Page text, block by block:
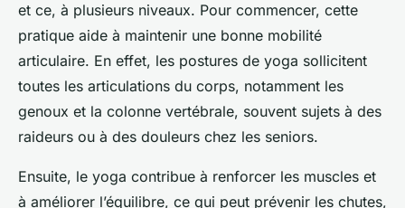
et ce, à plusieurs niveaux. Pour commencer, cette
pratique aide à maintenir une bonne mobilité
articulaire. En effet, les postures de yoga sollicitent
toutes les articulations du corps, notamment les
genoux et la colonne vertébrale, souvent sujets à des
raideurs ou à des douleurs chez les seniors.
Ensuite, le yoga contribue à renforcer les muscles et
à améliorer l’équilibre, ce qui peut prévenir les chutes,